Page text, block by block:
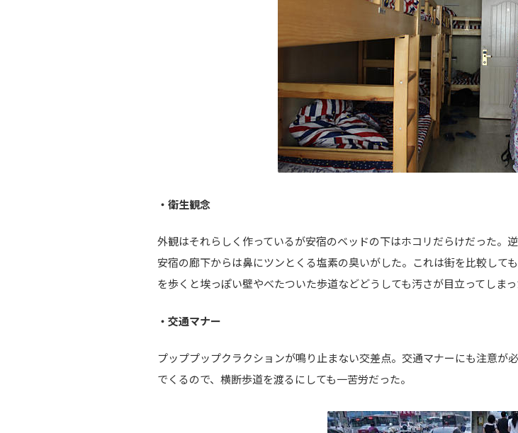
・衛生観念
外観はそれらしく作っているが安宿のベッドの下はホコリだらけだった。
安宿の廊下からは鼻にツンとくる塩素の臭いがした。これは街を比較して
を歩くと埃っぽい壁やべたついた歩道などどうしても汚さが目立ってしまっ
・交通マナー
プッププップクラクションが鳴り止まない交差点。交通マナーにも注意が
でくるので、横断歩道を渡るにしても一苦労だった。